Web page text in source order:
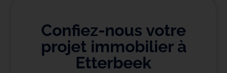
Confiez-nous votre
projet immobilier à
Etterbeek